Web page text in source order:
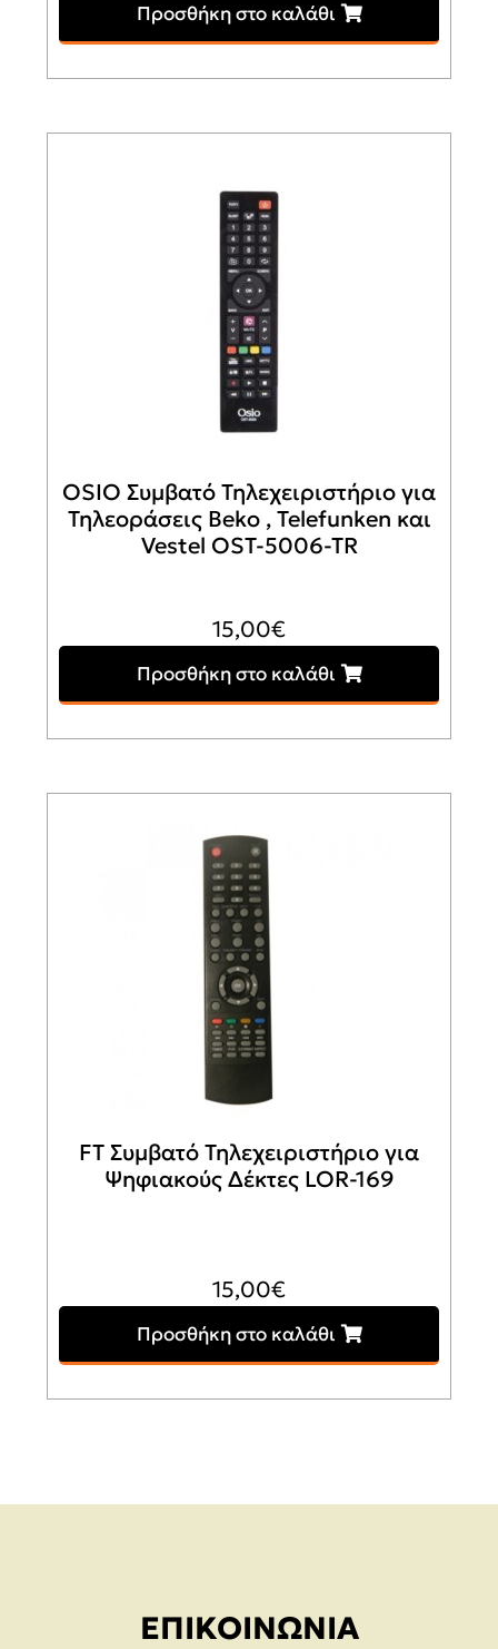
Προσθήκη στο καλάθι
OSIO Συμβατό Τηλεχειριστήριο για
Τηλεοράσεις Beko , Telefunken και
Vestel OST-5006-TR
15,00€
Προσθήκη στο καλάθι
FT Συμβατό Τηλεχειριστήριο για
Ψηφιακούς Δέκτες LOR-169
15,00€
Προσθήκη στο καλάθι
ΕΠΙΚΟΙΝΩΝΊΑ